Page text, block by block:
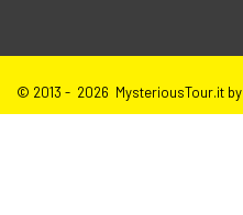
© 2013 - 2026 MysteriousTour.it by